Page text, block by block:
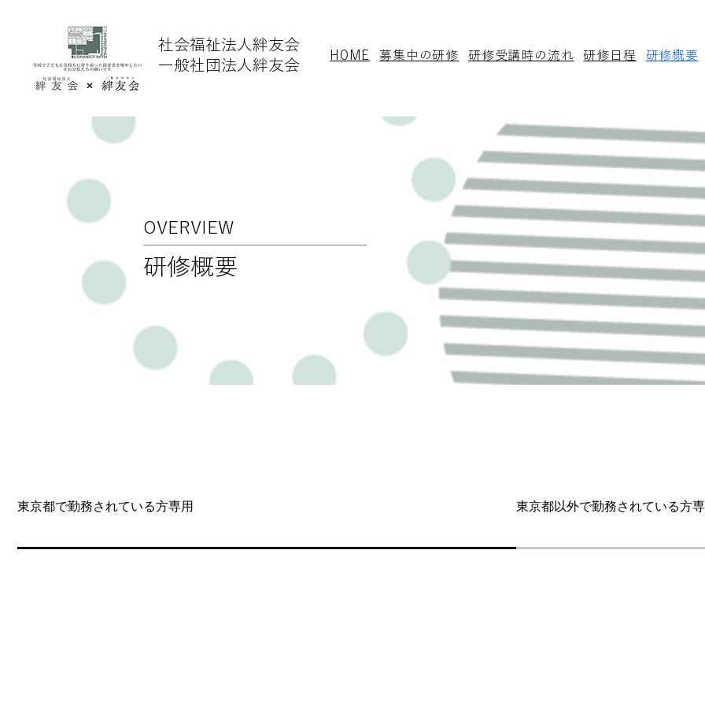
社会福祉法人​絆友会
一般社団法人絆友会
HOME 募集中の研修 ​研修受講時の流れ 研修日程 ​研修概要
OVERVIEW
​研修概要
東京都で勤務されている方専用 東京都以外で勤務されている方